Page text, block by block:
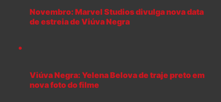
Novembro: Marvel Studios divulga nova data
de estreia de Viúva Negra
Viúva Negra: Yelena Belova de traje preto em
nova foto do filme